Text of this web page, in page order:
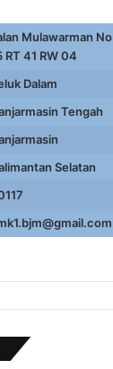
Mulawarman No
RT 41 RW 04
Dalam
Tengah
Selatan